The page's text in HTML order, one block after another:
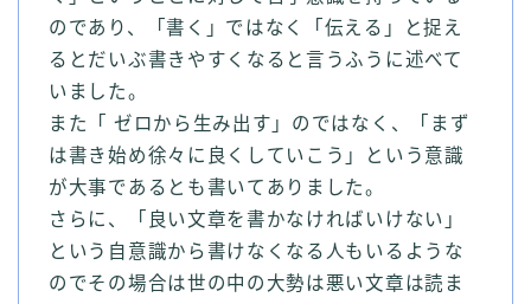
のであり、「書く」ではなく「伝える」と捉え
るとだいぶ書きやすくなると言うふうに述べて
いました。
また「 ゼロから生み出す」のではなく、「まず
は書き始め徐々に良くしていこう」という意識
が大事であるとも書いてありました。
さらに、「良い文章を書かなければいけない」
という自意識から書けなくなる人もいるような
のでその場合は世の中の大勢は悪い文章は読ま